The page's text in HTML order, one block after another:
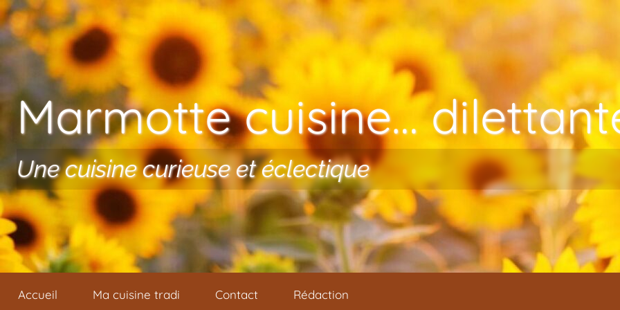
Aller au contenu
Marmotte cuisine…
Une cuisine curieuse et éclectique
Accueil Ma cuisine tradi Contact Rédaction